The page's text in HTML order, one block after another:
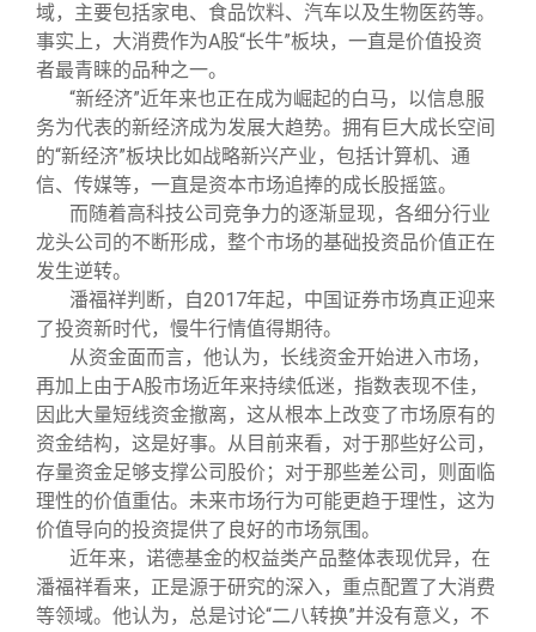
域，主要包括家电、食品饮料、汽车以及生物医药等。
事实上，大消费作为A股“长牛”板块，一直是价值投资
者最青睐的品种之一。
“新经济”近年来也正在成为崛起的白马，以信息服
务为代表的新经济成为发展大趋势。拥有巨大成长空间
的“新经济”板块比如战略新兴产业，包括计算机、通
信、传媒等，一直是资本市场追捧的成长股摇篮。
而随着高科技公司竞争力的逐渐显现，各细分行业
龙头公司的不断形成，整个市场的基础投资品价值正在
发生逆转。
潘福祥判断，自2017年起，中国证券市场真正迎来
了投资新时代，慢牛行情值得期待。
从资金面而言，他认为，长线资金开始进入市场，
再加上由于A股市场近年来持续低迷，指数表现不佳，
因此大量短线资金撤离，这从根本上改变了市场原有的
资金结构，这是好事。从目前来看，对于那些好公司，
存量资金足够支撑公司股价；对于那些差公司，则面临
理性的价值重估。未来市场行为可能更趋于理性，这为
价值导向的投资提供了良好的市场氛围。
近年来，诺德基金的权益类产品整体表现优异，在
潘福祥看来，正是源于研究的深入，重点配置了大消费
等领域。他认为，总是讨论“二八转换”并没有意义，不